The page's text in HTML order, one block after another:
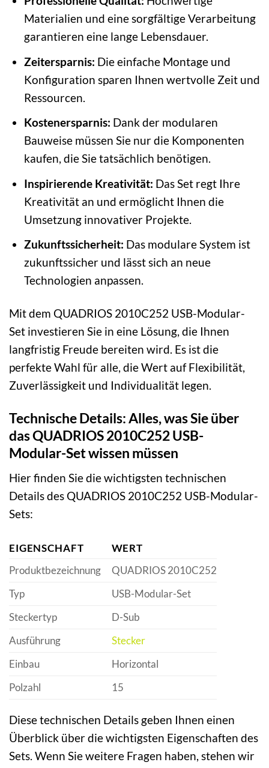
Materialien und eine sorgfältige Verarbeitung
garantieren eine lange Lebensdauer.
Zeitersparnis: Die einfache Montage und
Konfiguration sparen Ihnen wertvolle Zeit und
Ressourcen.
Kostenersparnis: Dank der modularen
Bauweise müssen Sie nur die Komponenten
kaufen, die Sie tatsächlich benötigen.
Inspirierende Kreativität: Das Set regt Ihre
Kreativität an und ermöglicht Ihnen die
Umsetzung innovativer Projekte.
Zukunftssicherheit: Das modulare System ist
zukunftssicher und lässt sich an neue
Technologien anpassen.
Mit dem QUADRIOS 2010C252 USB-Modular-
Set investieren Sie in eine Lösung, die Ihnen
langfristig Freude bereiten wird. Es ist die
perfekte Wahl für alle, die Wert auf Flexibilität,
Zuverlässigkeit und Individualität legen.
Technische Details: Alles, was Sie über
das QUADRIOS 2010C252 USB-
Modular-Set wissen müssen
Hier finden Sie die wichtigsten technischen
Details des QUADRIOS 2010C252 USB-Modular-
Sets:
EIGENSCHAFT
WERT
Produktbezeichnung
QUADRIOS 2010C252
Typ
USB-Modular-Set
Steckertyp
D-Sub
Ausführung
Stecker
Einbau
Horizontal
Polzahl
15
Diese technischen Details geben Ihnen einen
Überblick über die wichtigsten Eigenschaften des
Sets. Wenn Sie weitere Fragen haben, stehen wir